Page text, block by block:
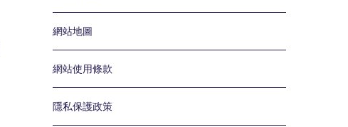
網站地圖
網站使用條款
隱私保護政策